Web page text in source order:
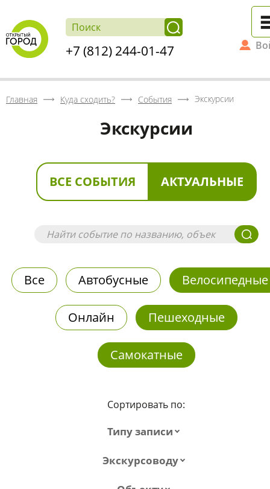
+7 (812) 244-01-47
Главная Куда сходить? События Экскурсии
Экскурсии
ВСЕ СОБЫТИЯ АКТУАЛЬНЫЕ
Все Автобусные Велосипедные
Онлайн Пешеходные
Самокатные
Сортировать по:
Типу записи
Экскурсоводу